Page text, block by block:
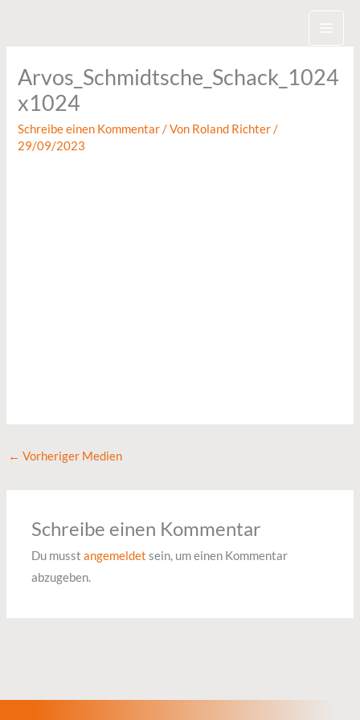
Arvos_Schmidtsche_Schack_1024
x1024
Schreibe einen Kommentar / Von Roland Richter/
29/09/2023
← Vorheriger Medien
Schreibe einen Kommentar
Du musstangemeldet sein, um einen Kommentar
abzugeben.